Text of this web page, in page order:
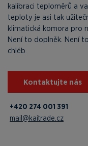
kalibraci teploměrů a
teploty je asi tak
klimatická komora pro
Není to doplněk. Není
chléb.
Kontaktujte nás
+420 274 001 391
mail@kaitrade.cz